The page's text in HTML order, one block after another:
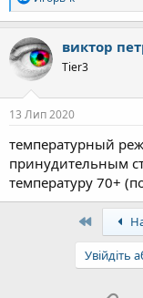
е
а
к
ц
і
ї
:
виктор
Tier3
13 Лип 2020
температурный
принудительным
температуру 70+
Увійдіть